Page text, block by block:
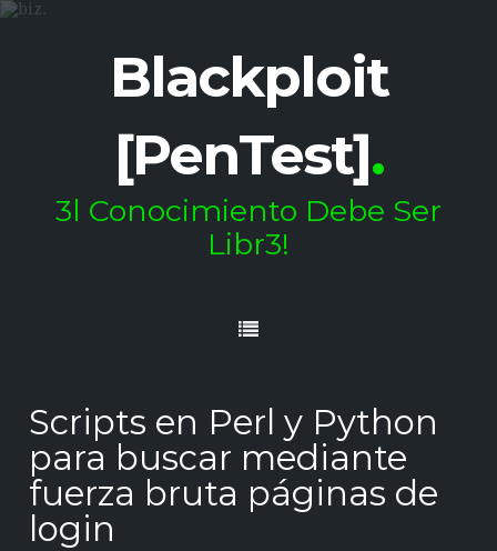
Blackploit
[PenTest].
3l Conocimiento Debe Ser
Libr3!
Scripts en Perl y Python
para buscar mediante
fuerza bruta páginas de
login